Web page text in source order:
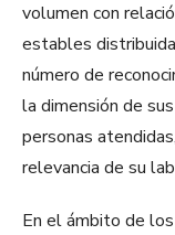
volumen con
estables
número de
la dimensión de
personas
relevancia de su
En el ámbito de